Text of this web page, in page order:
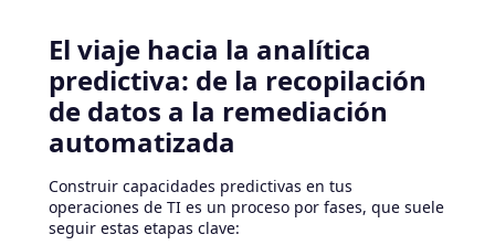
El viaje hacia la analítica
predictiva: de la recopilación
de datos a la remediación
automatizada
Construir capacidades predictivas en tus
operaciones de TI es un proceso por fases, que suele
seguir estas etapas clave: